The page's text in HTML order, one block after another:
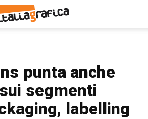
punta anche
segmenti
labelling